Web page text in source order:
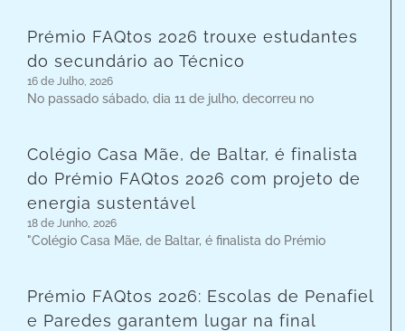
Prémio FAQtos 2026 trouxe estudantes
do secundário ao Técnico
16 de Julho, 2026
No passado sábado, dia 11 de julho, decorreu no
Colégio Casa Mãe, de Baltar, é finalista
do Prémio FAQtos 2026 com projeto de
energia sustentável
18 de Junho, 2026
"Colégio Casa Mãe, de Baltar, é finalista do Prémio
Prémio FAQtos 2026: Escolas de Penafiel
e Paredes garantem lugar na final